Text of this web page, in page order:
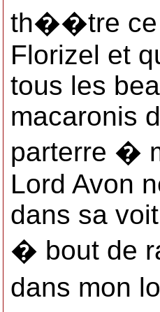
th��tre ce
Florizel et
tous les
macaronis
parterre �
Lord Avon
dans sa
� bout de
dans mon